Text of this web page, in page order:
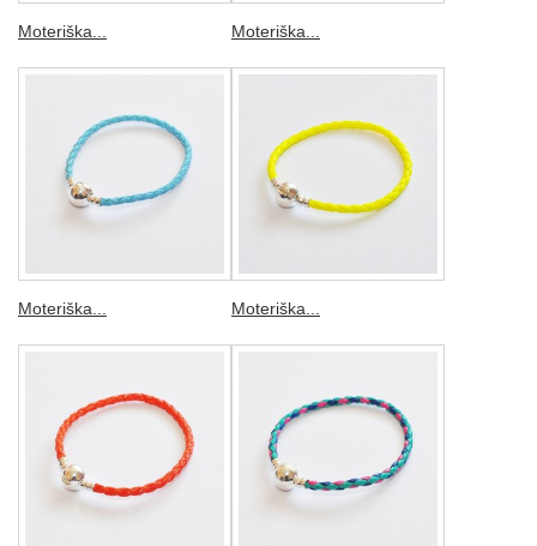
Moteriška... Moteriška...
Moteriška... Moteriška...